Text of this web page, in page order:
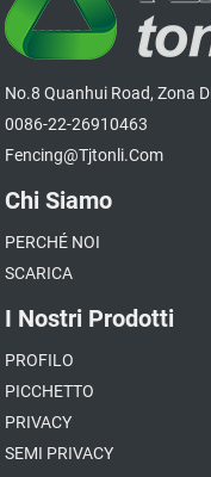
No.8 Quanhui Road, Zona
0086-22-26910463
Fencing@tjtonli.com
Chi Siamo
PERCHÉ NOI
SCARICA
I Nostri Prodotti
PROFILO
PICCHETTO
PRIVACY
SEMI PRIVACY